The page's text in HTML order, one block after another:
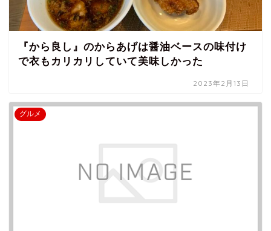
『から良し』のからあげは醤油ベースの味付け
で衣もカリカリしていて美味しかった
2023年2月13日
グルメ